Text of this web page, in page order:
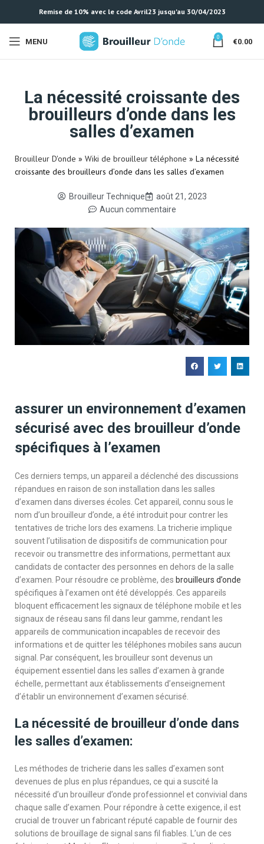
Remise de 10% avec le code Avril23 jusqu'au 30/04/2023
MENU 0 €0.00
La nécessité croissante des
brouilleurs d’onde dans les
salles d’examen
Brouilleur D'onde » Wiki de brouilleur téléphone » La nécessité
croissante des brouilleurs d’onde dans les salles d’examen
Brouilleur Technique
août 21, 2023
Aucun commentaire
assurer un environnement d’examen
sécurisé avec des brouilleur d’onde
spécifiques à l’examen
Ces derniers temps, un appareil a déclenché des discussions
répandues en raison de son installation dans les salles
d’examen dans diverses écoles. Cet appareil, connu sous le
nom d’un brouilleur d’onde, a été introduit pour contrer les
tentatives de triche lors des examens. La tricherie implique
souvent l’utilisation de dispositifs de communication pour
recevoir ou transmettre des informations, permettant aux
candidats de contacter des personnes en dehors de la salle
d’examen. Pour résoudre ce problème, des brouilleurs d’onde
spécifiques à l’examen ont été développés. Ces appareils
bloquent efficacement les signaux de téléphone mobile et les
signaux de réseau sans fil dans leur gamme, rendant les
appareils de communication incapables de recevoir des
informations et de quitter les téléphones mobiles sans aucun
signal. Par conséquent, les brouilleur sont devenus un
équipement essentiel dans les salles d’examen à grande
échelle, permettant aux établissements d’enseignement
d’établir un environnement d’examen sécurisé.
La nécessité de brouilleur d’onde dans
les salles d’examen:
Les méthodes de tricherie dans les salles d’examen sont
devenues de plus en plus répandues, ce qui a suscité la
nécessité d’un brouilleur d’onde professionnel et convivial dans
chaque salle d’examen. Pour répondre à cette exigence, il est
crucial de trouver un fabricant réputé capable de fournir des
solutions de brouillage de signal sans fil fiables. L’un de ces